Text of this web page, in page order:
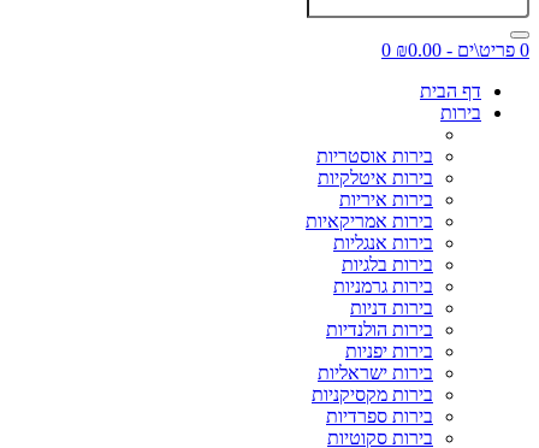
0 פריט\ים - ₪0.00
0
דף הבית
בירות
בירות אוסטריות
בירות איטלקיות
בירות איריות
בירות אמריקאיות
בירות אנגליות
בירות בלגיות
בירות גרמניות
בירות דניות
בירות הולנדיות
בירות יפניות
בירות ישראליות
בירות מקסיקניות
בירות ספרדיות
בירות סקוטיות